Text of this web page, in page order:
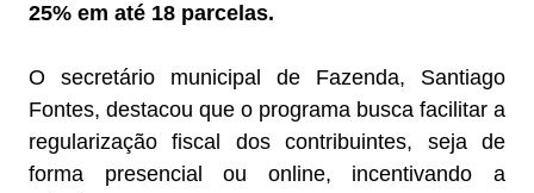
25% em até 18 parcelas.
O secretário municipal de Fazenda, Santiago
Fontes, destacou que o programa busca facilitar a
regularização fiscal dos contribuintes, seja de
forma presencial ou online, incentivando a